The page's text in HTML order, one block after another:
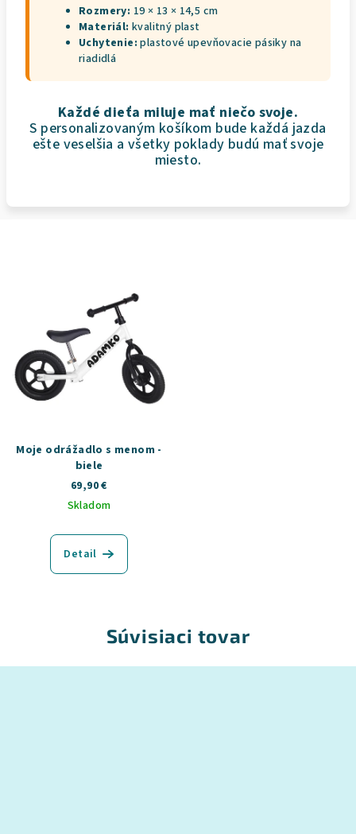
Rozmery: 19 × 13 × 14,5 cm
Materiál: kvalitný plast
Uchytenie: plastové upevňovacie pásiky na
riadidlá
Každé dieťa miluje mať niečo svoje.
S personalizovaným košíkom bude každá jazda
ešte veselšia a všetky poklady budú mať svoje
miesto.
Súvisiaci tovar
Moje odrážadlo s menom -
biele
69,90 €
Skladom
Detail